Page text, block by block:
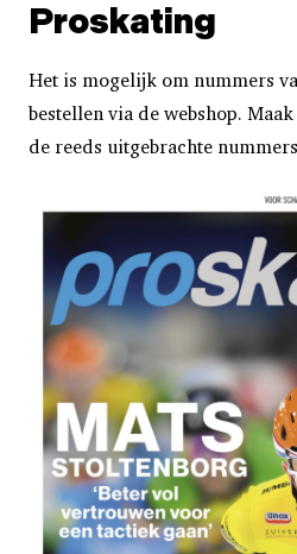
Proskating
Het is mogelijk om nummers
bestellen via de webshop.
de reeds uitgebrachte